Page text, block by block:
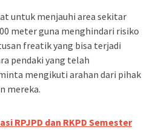
untuk menjauhi area sekitar
meter guna menghindari risiko
freatik yang bisa terjadi
pendaki yang telah
mengikuti arahan dari pihak
mereka.
RPJPD dan RKPD Semester